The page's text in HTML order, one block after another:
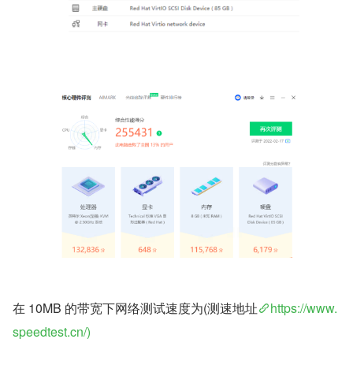
在 10MB 的带宽下网络测试速度为(测速地址
https://www.
speedtest.cn/)